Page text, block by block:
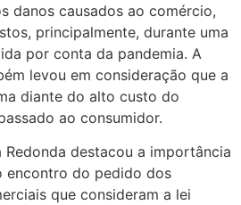
danos causados ao comércio,
principalmente, durante uma
por conta da pandemia. A
levou em consideração que a
diante do alto custo do
ao consumidor.
Redonda destacou a importância
encontro do pedido dos
que consideram a lei